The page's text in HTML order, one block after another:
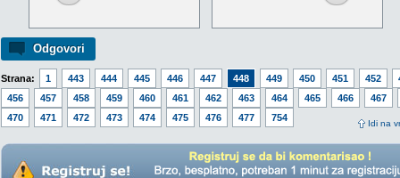
Odgovori
Strana: 1 443 444 445 446 447 448 449 450 451 452
456
457 458 459 460 461 462 463 464 465 466
467
470
471 472 473 474 475 476 477 754
Idi na